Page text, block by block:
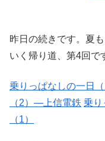
昨日の続きです。夏
いく帰り道、第4回で
乗りっぱなしの一日
（2）―上信電鉄 乗り
（1）